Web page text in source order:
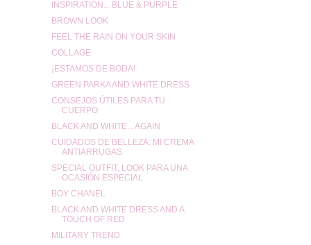
INSPIRATION... BLUE & PURPLE
BROWN LOOK
FEEL THE RAIN ON YOUR SKIN
COLLAGE
¡ESTAMOS DE BODA!
GREEN PARKA AND WHITE DRESS
CONSEJOS ÚTILES PARA TU
CUERPO
BLACK AND WHITE... AGAIN
CUIDADOS DE BELLEZA: MI CREMA
ANTIARRUGAS
SPECIAL OUTFIT, LOOK PARA UNA
OCASIÓN ESPECIAL
BOY CHANEL
BLACK AND WHITE DRESS AND A
TOUCH OF RED
MILITARY TREND